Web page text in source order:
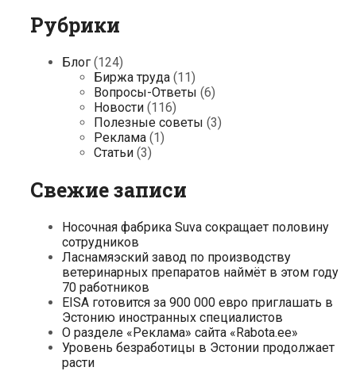
Рубрики
Блог (124)
Биржа труда (11)
Вопросы-Ответы (6)
Новости (116)
Полезные советы (3)
Реклама (1)
Статьи (3)
Свежие записи
Носочная фабрика Suva сокращает половину
сотрудников
Ласнамяэский завод по производству
ветеринарных препаратов наймёт в этом году
70 работников
EISA готовится за 900 000 евро приглашать в
Эстонию иностранных специалистов
О разделе «Реклама» сайта «Rabota.ee»
Уровень безработицы в Эстонии продолжает
расти